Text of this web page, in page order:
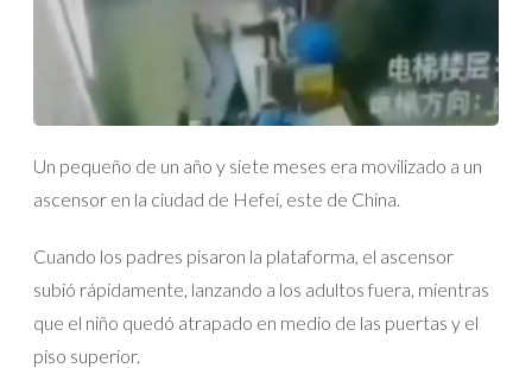
Un pequeño de un año y siete meses era movilizado a un
ascensor en la ciudad de Hefei, este de China.
Cuando los padres pisaron la plataforma, el ascensor
subió rápidamente, lanzando a los adultos fuera, mientras
que el niño quedó atrapado en medio de las puertas y el
piso superior.